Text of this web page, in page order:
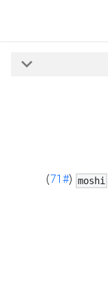
moshi
(
#71
)